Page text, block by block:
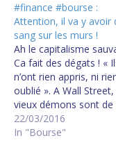
#finance #bourse :
Attention, il va y avoir
sang sur les murs !
Ah le capitalisme
Ca fait des dégats ! «
n’ont rien appris, ni
oublié ». A Wall Street,
vieux démons sont de
retour
22/03/2016
In "Bourse"